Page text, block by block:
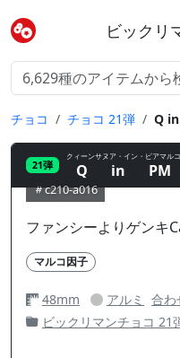
ビックリ
チョコ チョコ 21弾 Q
21弾 Q in PM
クィーンサヌア・イン・ピアマルコ
c210-a016
ファンシーよりゲンキ
マルコ因子
48mm アルミ
合わ
ビックリマンチョコ 21